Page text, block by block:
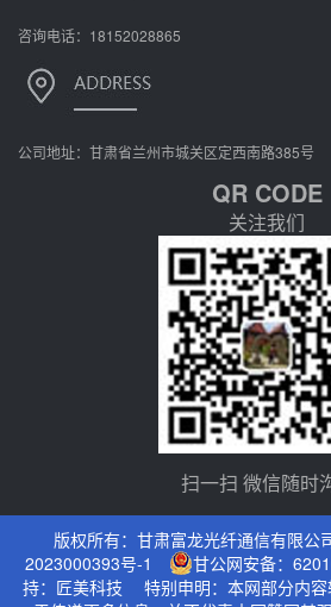
咨询电话：18152028865
公司地址：甘肃省兰州市城关区定西南路385号
QR CODE
关注我们
扫一扫 微信随时
版权所有：甘肃富龙光纤通信有限公
2023000393号-1
甘公网安备：
持： 匠美科技 特别申明：本网部分内容